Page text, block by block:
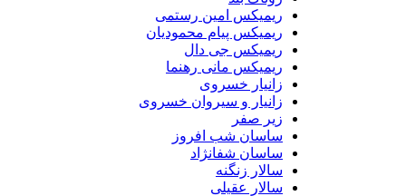
ریمیکس امین رستمی
ریمیکس پیام محمودیان
ریمیکس جی دال
ریمیکس مانی رهنما
زانیار خسروی
زانیار و سیروان خسروی
زیر صفر
ساسان شب افروز
ساسان شفانژاد
سالار زنگنه
سالار عقیلی